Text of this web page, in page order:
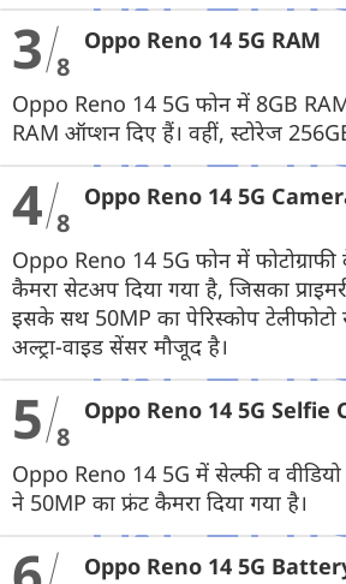
3 8
Oppo Reno 14 5G RAM
Oppo Reno 14 5G फोन में 8GB
RAM ऑप्शन दिए हैं। वहीं, स्टोरेज
4 8
Oppo Reno 14 5G
Oppo Reno 14 5G फोन में फोटोग्राफी
कैमरा सेटअप दिया गया है, जिसका
इसके सथ 50MP का पेरिस्कोप
अल्ट्रा-वाइड सेंसर मौजूद है।
5 8
Oppo Reno 14 5G Selfie
Oppo Reno 14 5G में सेल्फी व
ने 50MP का फ्रंट कैमरा दिया गया है।
Oppo Reno 14 5G